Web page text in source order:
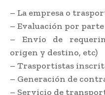
– La empresa o
– Evaluación por
– Envío de
origen y destino, etc)
– Trasportistas
– Generación de
– Servicio de